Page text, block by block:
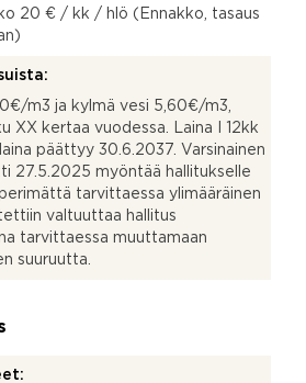
20 € / kk / hlö (Ennakko, tasaus
m3 ja kylmä vesi 5,60€/m3,
XX kertaa vuodessa. Laina I 12kk
päättyy 30.6.2037. Varsinainen
27.5.2025 myöntää hallitukselle
tarvittaessa ylimääräinen
valtuuttaa hallitus
tarvittaessa muuttamaan
suuruutta.